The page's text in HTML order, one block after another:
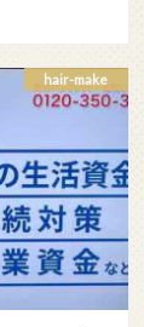
hair-make